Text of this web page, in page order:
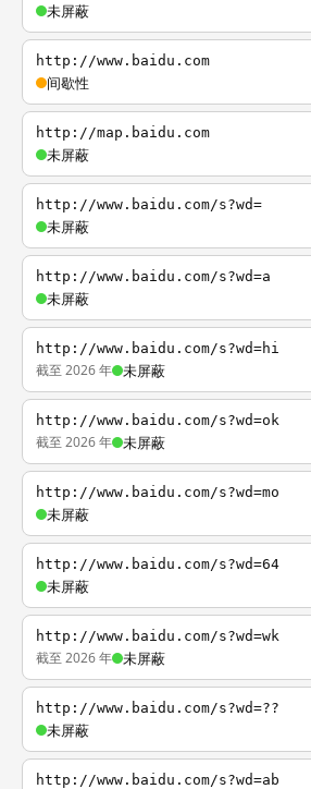
未屏蔽
http://www.baidu.com
间歇性
http://map.baidu.com
未屏蔽
http://www.baidu.com/s?wd=
未屏蔽
http://www.baidu.com/s?wd=a
未屏蔽
http://www.baidu.com/s?wd=hi
截至 2026 年 未屏蔽
http://www.baidu.com/s?wd=ok
截至 2026 年 未屏蔽
http://www.baidu.com/s?wd=mo
未屏蔽
http://www.baidu.com/s?wd=64
未屏蔽
http://www.baidu.com/s?wd=wk
截至 2026 年 未屏蔽
http://www.baidu.com/s?wd=??
未屏蔽
http://www.baidu.com/s?wd=ab